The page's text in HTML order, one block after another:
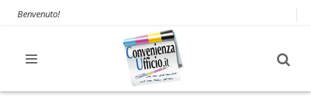
Benvenuto!